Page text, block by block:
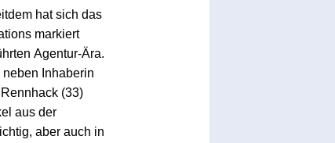
hat sich das
markiert
Agentur-Ära.
Inhaberin
(33)
aus der
aber auch in